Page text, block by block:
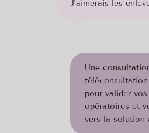
J’aimerais les
Une
pour valider
opératoires et
vers la solution